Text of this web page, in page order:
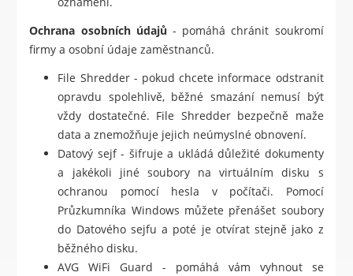
Ochrana osobních údajů - pomáhá chránit soukromí
firmy a osobní údaje zaměstnanců.
File Shredder - pokud chcete informace odstranit
opravdu spolehlivě, běžné smazání nemusí být
vždy dostatečné. File Shredder bezpečně maže
data a znemožňuje jejich neúmyslné obnovení.
Datový sejf - šifruje a ukládá důležité dokumenty
a jakékoli jiné soubory na virtuálním disku s
ochranou pomocí hesla v počítači. Pomocí
Průzkumníka Windows můžete přenášet soubory
do Datového sejfu a poté je otvírat stejně jako z
běžného disku.
AVG WiFi Guard - pomáhá vám vyhnout se